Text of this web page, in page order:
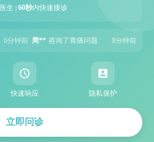
生 | 60秒内快速接诊
8分钟前 王** 咨询了头痛问题 12分钟前
快速响应 隐私保护
立即问诊